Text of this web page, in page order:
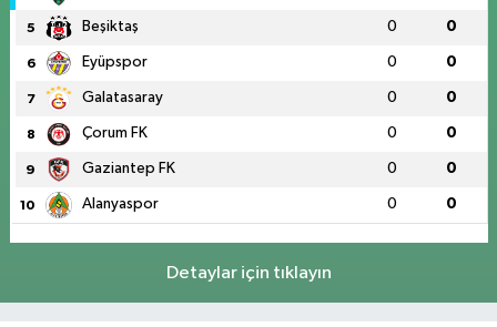
5 Beşiktaş 0 0
6 Eyüpspor 0 0
7 Galatasaray 0 0
8 Çorum FK 0 0
9 Gaziantep FK 0 0
10 Alanyaspor 0 0
Detaylar için tıklayın